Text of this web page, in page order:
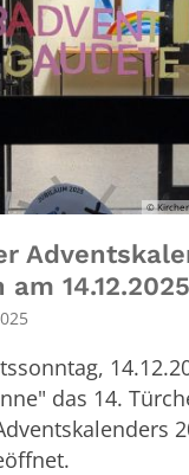
©
am 14.12.2025
das 14.